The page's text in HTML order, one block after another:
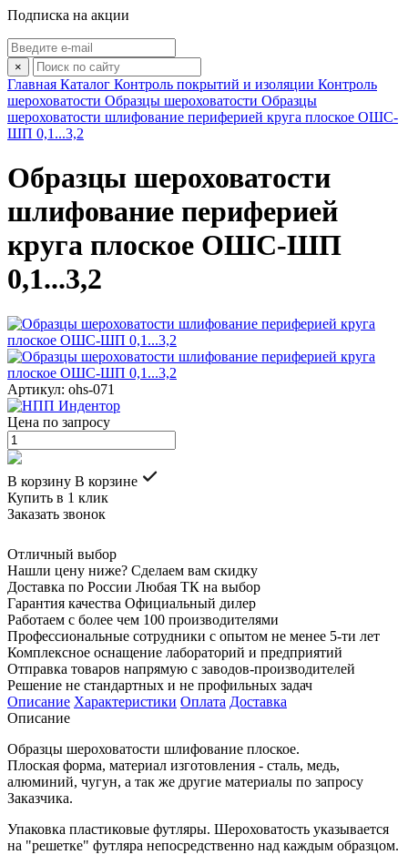
Подписка на акции
×
Главная Каталог Контроль покрытий и изоляции Контроль
шероховатости Образцы шероховатости Образцы
шероховатости шлифование периферией круга плоское ОШС-
ШП 0,1...3,2
Образцы шероховатости
шлифование периферией
круга плоское ОШС-ШП
0,1...3,2
Артикул: ohs-071
Цена по запросу
В корзину В корзине
Купить в 1 клик
Заказать звонок
Отличный выбор
Нашли цену ниже? Сделаем вам скидку
Доставка по России Любая ТК на выбор
Гарантия качества Официальный дилер
Работаем с более чем 100 производителями
Профессиональные сотрудники с опытом не менее 5-ти лет
Комплексное оснащение лабораторий и предприятий
Отправка товаров напрямую с заводов-производителей
Решение не стандартных и не профильных задач
Описание Характеристики Оплата Доставка
Описание
Образцы шероховатости шлифование плоское.
Плоская форма, материал изготовления - сталь, медь,
алюминий, чугун, а так же другие материалы по запросу
Заказчика.
Упаковка пластиковые футляры. Шероховатость указывается
на "решетке" футляра непосредственно над каждым образцом.